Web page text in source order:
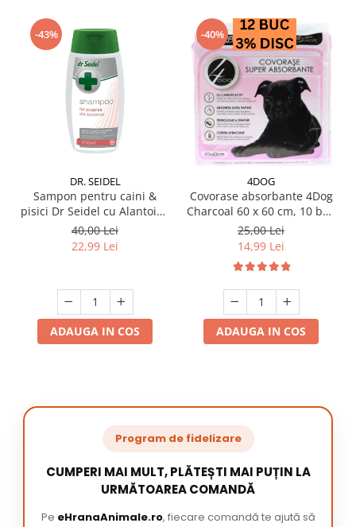
-43%
DR. SEIDEL
Sampon pentru caini &
pisici Dr Seidel cu Alantoina
220 ml
40,00 Lei
22,99 Lei
ADAUGA IN COS
-40%
4DOG
Covorase absorbante 4Dog
Charcoal 60 x 60 cm, 10 buc
/ pachet
25,00 Lei
14,99 Lei
ADAUGA IN COS
Program de fidelizare
CUMPERI MAI MULT, PLĂTEȘTI MAI PUȚIN LA
URMĂTOAREA COMANDĂ
Pe eHranaAnimale.ro, fiecare comandă te ajută să